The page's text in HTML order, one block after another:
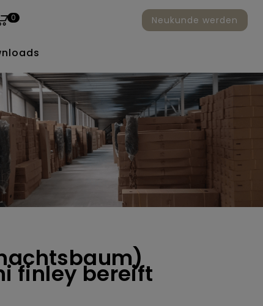
0 Neukunde werden
finley bereift